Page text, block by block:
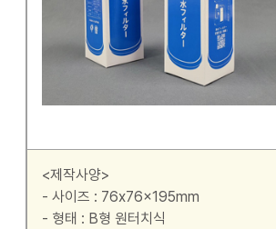
<제작사양>
- 사이즈 : 76x76x195mm
- 형태 : B형 원터치식